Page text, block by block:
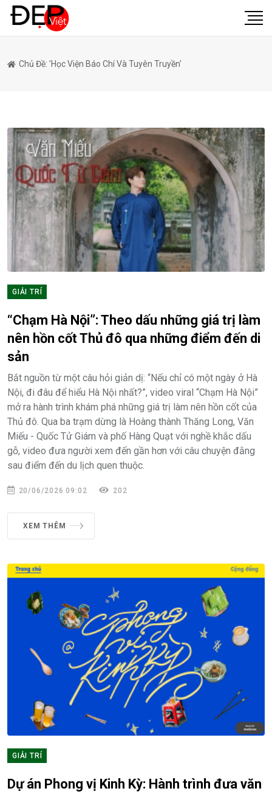
Chủ Đề: 'học Viện Báo Chí Và Tuyên Truyền'
GIẢI TRÍ
“Chạm Hà Nội”: Theo dấu những giá trị làm
nên hồn cốt Thủ đô qua những điểm đến di
sản
Bắt nguồn từ một câu hỏi giản dị: “Nếu chỉ có một ngày ở Hà
Nội, đi đâu để hiểu Hà Nội nhất?”, video viral “Chạm Hà Nội”
mở ra hành trình khám phá những giá trị làm nên hồn cốt của
Thủ đô. Qua ba trạm dừng là Hoàng thành Thăng Long, Văn
Miếu - Quốc Tử Giám và phố Hàng Quạt với nghề khắc dấu
gỗ, video đưa người xem đến gần hơn với câu chuyện đằng
sau điểm đến du lịch quen thuộc.
20/06/2026 09:02 202
XEM THÊM
GIẢI TRÍ
Dự án Phong vị Kinh Kỳ: Hành trình đưa văn